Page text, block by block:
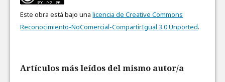
Este obra está bajo unalicencia de Creative Commons
Reconocimiento-NoComercial-CompartirIgual 3.0 Unported.
Artículos más leídos del mismo autor/a